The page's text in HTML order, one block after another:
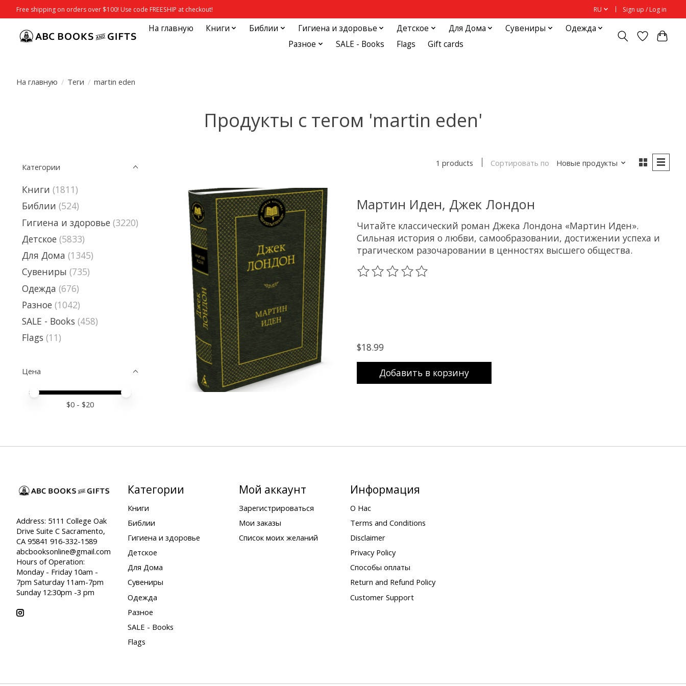
Free shipping on orders over $100! Use code FREESHIP at checkout! RU Sign up / Log in
На главную Книги Библии Гигиена и здоровье Детское Для Дома Сувениры
Одежда
Разное
SALE - Books Flags Gift cards
На главную / Теги / martin eden
Продукты с тегом 'martin eden'
Категории
Книги (1811)
Библии (524)
Гигиена и здоровье (3220)
Детское (5833)
Для Дома (1345)
Сувениры (735)
Одежда (676)
Разное (1042)
SALE - Books (458)
Flags (11)
Цена
Price minimum value
Price maximum value
$0 - $20
1 products Сортировать по Новые продукты
Мартин Иден, Джек Лондон
Читайте классический роман Джека Лондона «Мартин Иден».
Сильная история о любви, самообразовании, достижении успеха и
трагическом разочаровании в ценностях высшего общества.
The rating of this product is
$18.99
Добавить в корзину
Address: 5111 College Oak
Drive Suite C Sacramento,
CA 95841 916-332-1589
abcbooksonline@gmail.com
Hours of Operation:
Monday - Friday 10am -
7pm Saturday 11am-7pm
Sunday 12:30pm -3 pm
Категории
Книги
Библии
Гигиена и здоровье
Детское
Для Дома
Сувениры
Одежда
Разное
SALE - Books
Flags
Мой аккаунт
Зарегистрироваться
Мои заказы
Список моих желаний
Информация
О Нас
Terms and Conditions
Disclaimer
Privacy Policy
Способы оплаты
Return and Refund Policy
Customer Support